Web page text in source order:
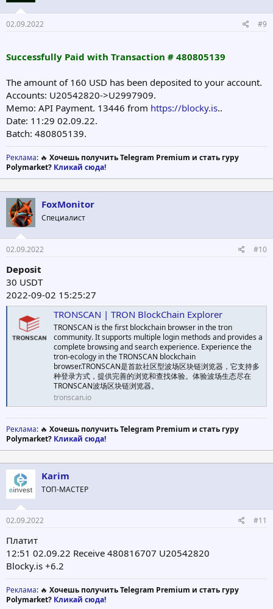
02.09.2022 #9
Successfully Paid with Transaction # 480805139
The amount of 160 USD has been deposited to your account.
Accounts: U20542820->U2997909.
Memo: API Payment. 13446 from https://blocky.is..
Date: 11:29 02.09.22.
Batch: 480805139.
Реклама: 🔥 Хочешь получить Telegram Premium и стать гуру
Polymarket? Кликай сюда!
FoxMonitor
Специалист
02.09.2022 #10
Deposit
30 USDT
2022-09-02 15:25:27
TRONSCAN | TRON BlockChain Explorer
TRONSCAN is the first blockchain browser in the tron
community. It supports multiple login methods and provides a
complete browsing and search experience. Experience the
tron-ecology in the TRONSCAN blockchain
browser.TRONSCAN是首款社区型波场区块链浏览器，它支持多
种登录方式，提供完善的浏览和查找体验。体验波场生态尽在
TRONSCAN波场区块链浏览器。
tronscan.io
Реклама: 🔥 Хочешь получить Telegram Premium и стать гуру
Polymarket? Кликай сюда!
Karim
ТОП-МАСТЕР
02.09.2022 #11
Платит
12:51 02.09.22 Receive 480816707 U20542820
Blocky.is +6.2
Реклама: 🔥 Хочешь получить Telegram Premium и стать гуру
Polymarket? Кликай сюда!